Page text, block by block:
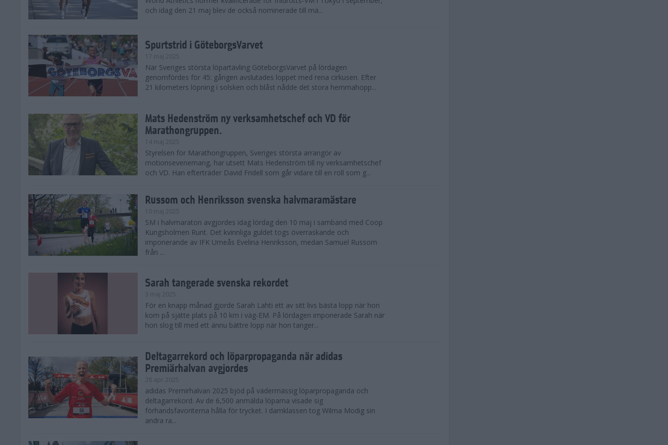
och idag den 21 maj blev de också nominerade till mä...
Spurtstrid i GöteborgsVarvet
17 maj 2025
När Sveriges största löpartävling GöteborgsVarvet på lördagen
genomfördes för 45: gången avslutades loppet med rena cirkusen. Efter
21 kilometers löpning i solsken och blåst nådde det stora hemmahopp...
Mats Hedenström ny verksamhetschef och VD för
Marathongruppen.
14 maj 2025
Styrelsen för Marathongruppen, Sveriges största arrangör av
motionsevenemang, har utsett Mats Hedenström till ny verksamhetschef
och VD. Han efterträder David Fridell som går vidare till en roll som g...
Russom och Henriksson svenska halvmaramästare
10 maj 2025
SM i halvmaraton avgjordes idag lördag den 10 maj i samband med Coop
Kungsholmen Runt. Det kvinnliga guldet togs överraskande och
imponerande av IFK Umeås Evelina Henriksson, medan Samuel Russom
från ...
Sarah tangerade svenska rekordet
3 maj 2025
För en knapp månad gjorde Sarah Lahti ett av sitt livs bästa lopp när hon
kom på sjätte plats på 10 km i väg-EM. På lördagen imponerade Sarah när
hon slog till med ett ännu bättre lopp när hon tanger...
Deltagarrekord och löparpropaganda när adidas
Premiärhalvan avgjordes
28 apr 2025
adidas Premirhalvan 2025 bjöd på vädermässig löparpropaganda och
deltagarrekord. Av de 6,500 anmälda löparna visade sig
förhandsfavoriterna hålla för trycket. I damklassen tog Wilma Modig sin
andra ra...